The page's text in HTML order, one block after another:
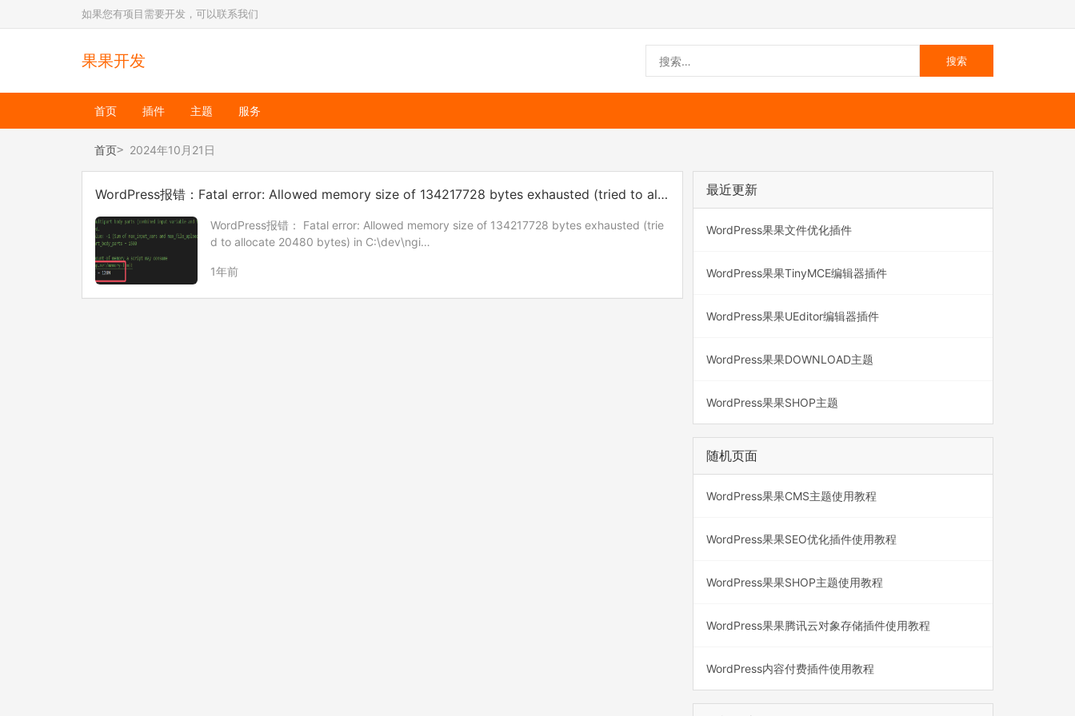
如果您有项目需要开发，可以联系我们
果果开发
首页 插件 主题 服务
首页 2024年10月21日
WordPress报错：Fatal error: Allowed memory size of 134217728 bytes exhausted (tried to allo
cate 20480 bytes)
WordPress报错： Fatal error: Allowed memory size of 134217728 bytes exhausted (trie
d to allocate 20480 bytes) in C:\dev\ngi…
1年前
最近更新
WordPress果果文件优化插件
WordPress果果TinyMCE编辑器插件
WordPress果果UEditor编辑器插件
WordPress果果DOWNLOAD主题
WordPress果果SHOP主题
随机页面
WordPress果果CMS主题使用教程
WordPress果果SEO优化插件使用教程
WordPress果果SHOP主题使用教程
WordPress果果腾讯云对象存储插件使用教程
WordPress内容付费插件使用教程